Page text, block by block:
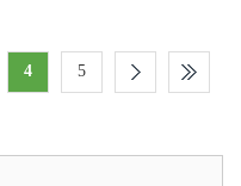
4 5